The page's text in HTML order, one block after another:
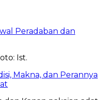
Peradaban dan
Makna, dan Perannya